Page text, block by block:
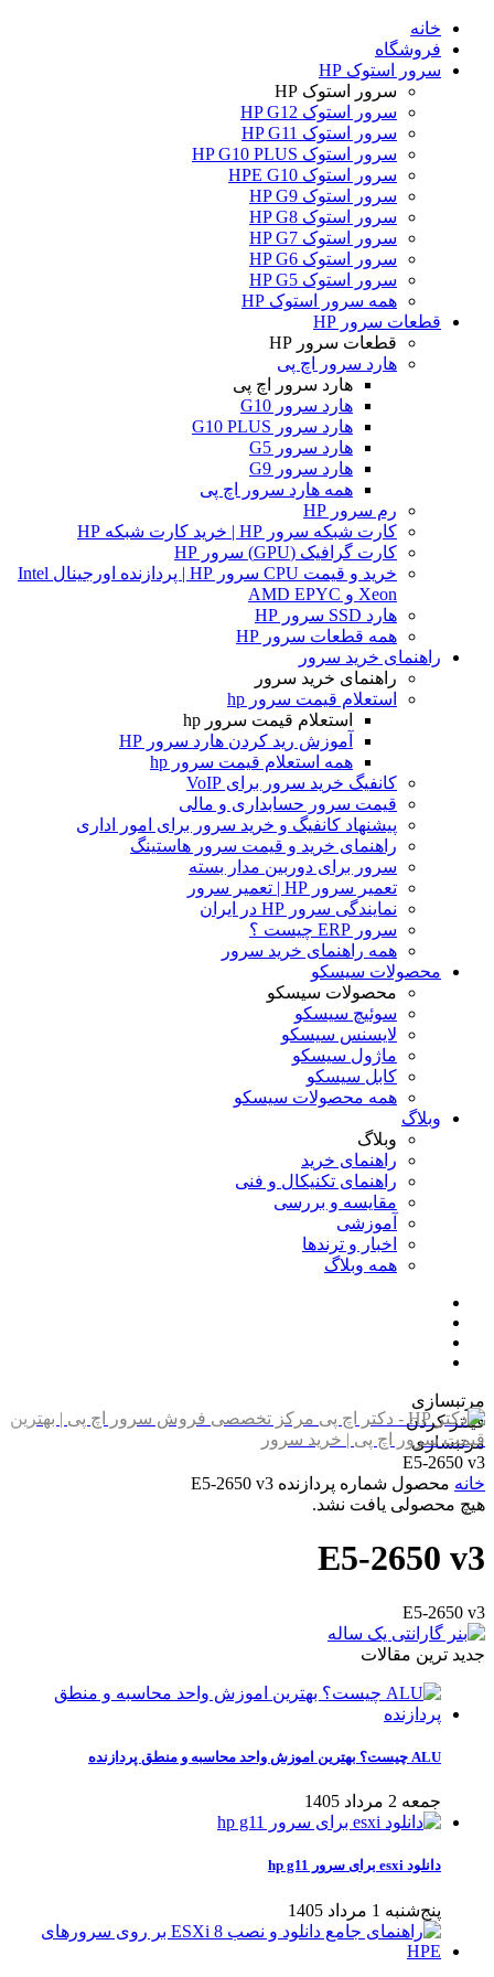
خانه
فروشگاه
سرور استوک HP
سرور استوک HP
سرور استوک HP G12
سرور استوک HP G11
سرور استوک HP G10 PLUS
سرور استوک HPE G10
سرور استوک HP G9
سرور استوک HP G8
سرور استوک HP G7
سرور استوک HP G6
سرور استوک HP G5
همه سرور استوک HP
قطعات سرور HP
قطعات سرور HP
هارد سرور اچ پی
هارد سرور اچ پی
هارد سرور G10
هارد سرور G10 PLUS
هارد سرور G5
هارد سرور G9
همه هارد سرور اچ پی
رم سرور HP
کارت شبکه سرور HP | خرید کارت شبکه HP
کارت گرافیک (GPU) سرور HP
خرید و قیمت CPU سرور HP | پردازنده اورجینال Intel
Xeon و AMD EPYC
هارد SSD سرور HP
همه قطعات سرور HP
راهنمای خرید سرور
راهنمای خرید سرور
استعلام قیمت سرور hp
استعلام قیمت سرور hp
آموزش ريد كردن هارد سرور HP
همه استعلام قیمت سرور hp
کانفیگ خرید سرور برای VoIP
قیمت سرور حسابداری و مالی
پیشنهاد کانفیگ و خرید سرور برای امور اداری
راهنمای خرید و قیمت سرور هاستینگ
سرور برای دوربین مدار بسته
تعمیر سرور HP | تعمیر سرور
نمایندگی سرور HP در ایران
سرور ERP چیست ؟
همه راهنمای خرید سرور
محصولات سیسکو
محصولات سیسکو
سوئیچ سیسکو
لایسنس سیسکو
ماژول سیسکو
کابل سیسکو
همه محصولات سیسکو
وبلاگ
وبلاگ
راهنمای خرید
راهنمای تکنیکال و فنی
مقایسه و بررسی
آموزشی
اخبار و ترندها
همه وبلاگ
مرتبسازی
فیلتر کردن
مرتبسازی
E5-2650 v3
خانه محصول شماره پردازنده E5-2650 v3
هیچ محصولی یافت نشد.
E5-2650 v3
E5-2650 v3
جدید ترین مقالات
ALU چیست؟ بهترین اموزش واحد محاسبه و منطق پردازنده
جمعه 2 مرداد 1405
دانلود esxi برای سرور hp g11
پنج‌شنبه 1 مرداد 1405